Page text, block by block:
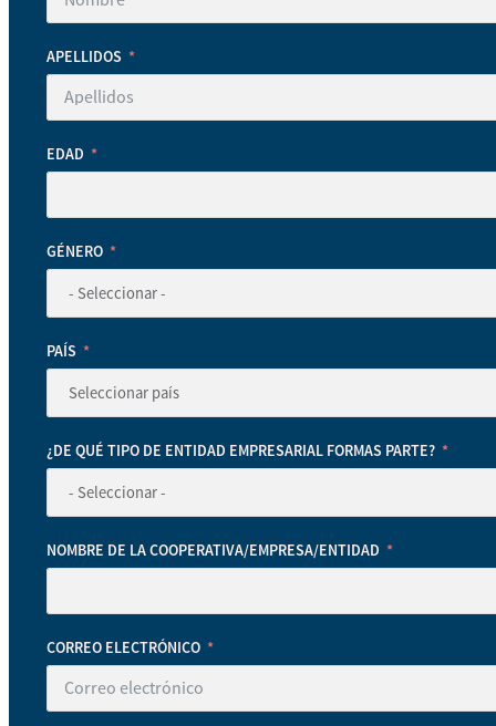
APELLIDOS
EDAD
GÉNERO
PAÍS
¿DE QUÉ TIPO DE ENTIDAD EMPRESARIAL FORMAS PARTE?
NOMBRE DE LA COOPERATIVA/EMPRESA/ENTIDAD
CORREO ELECTRÓNICO